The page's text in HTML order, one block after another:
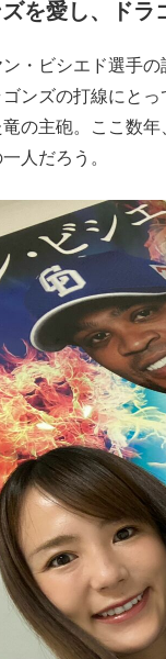
ズを愛し、ド
・ビシエド選手の
ンズの打線にと
の主砲。ここ数
人だろう。